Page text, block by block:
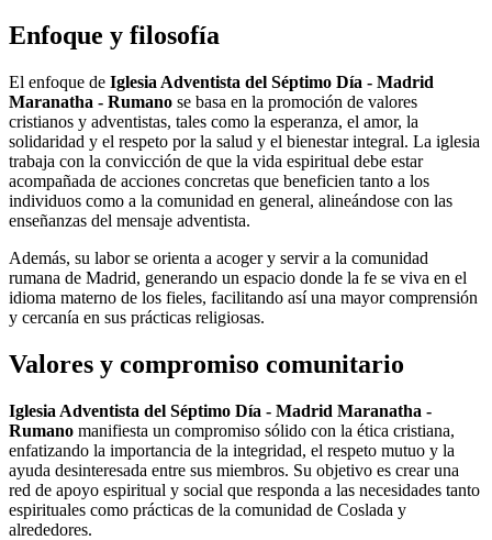
Enfoque y filosofía
El enfoque de Iglesia Adventista del Séptimo Día - Madrid
Maranatha - Rumano se basa en la promoción de valores
cristianos y adventistas, tales como la esperanza, el amor, la
solidaridad y el respeto por la salud y el bienestar integral. La iglesia
trabaja con la convicción de que la vida espiritual debe estar
acompañada de acciones concretas que beneficien tanto a los
individuos como a la comunidad en general, alineándose con las
enseñanzas del mensaje adventista.
Además, su labor se orienta a acoger y servir a la comunidad
rumana de Madrid, generando un espacio donde la fe se viva en el
idioma materno de los fieles, facilitando así una mayor comprensión
y cercanía en sus prácticas religiosas.
Valores y compromiso comunitario
Iglesia Adventista del Séptimo Día - Madrid Maranatha -
Rumano manifiesta un compromiso sólido con la ética cristiana,
enfatizando la importancia de la integridad, el respeto mutuo y la
ayuda desinteresada entre sus miembros. Su objetivo es crear una
red de apoyo espiritual y social que responda a las necesidades tanto
espirituales como prácticas de la comunidad de Coslada y
alrededores.